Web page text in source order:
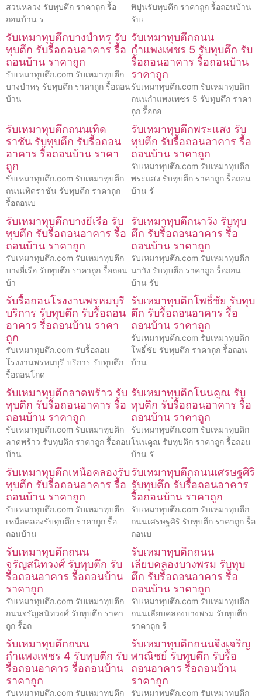
สวนหลวง รับทุบตึก ราคาถูก รื้อ
ถอนบ้าน ร
พิปูนรับทุบตึก ราคาถูก รื้อถอนบ้าน
รับเ
รับเหมาทุบตึกบางบำหรุ รับ
ทุบตึก รับรื้อถอนอาคาร รื้อ
ถอนบ้าน ราคาถูก
รับเหมาทุบตึก.com รับเหมาทุบตึก
บางบำหรุ รับทุบตึก ราคาถูก รื้อถอน
บ้าน
รับเหมาทุบตึกถนน
กำแพงเพชร 5 รับทุบตึก รับ
รื้อถอนอาคาร รื้อถอนบ้าน
ราคาถูก
รับเหมาทุบตึก.com รับเหมาทุบตึก
ถนนกำแพงเพชร 5 รับทุบตึก ราคา
ถูก รื้อถอ
รับเหมาทุบตึกถนนเทิด
ราชัน รับทุบตึก รับรื้อถอน
อาคาร รื้อถอนบ้าน ราคา
ถูก
รับเหมาทุบตึก.com รับเหมาทุบตึก
ถนนเทิดราชัน รับทุบตึก ราคาถูก
รื้อถอนบ
รับเหมาทุบตึกพระแสง รับ
ทุบตึก รับรื้อถอนอาคาร รื้อ
ถอนบ้าน ราคาถูก
รับเหมาทุบตึก.com รับเหมาทุบตึก
พระแสง รับทุบตึก ราคาถูก รื้อถอน
บ้าน รั
รับเหมาทุบตึกบางยี่เรือ รับ
ทุบตึก รับรื้อถอนอาคาร รื้อ
ถอนบ้าน ราคาถูก
รับเหมาทุบตึก.com รับเหมาทุบตึก
บางยี่เรือ รับทุบตึก ราคาถูก รื้อถอน
บ้า
รับเหมาทุบตึกนาวัง รับทุบ
ตึก รับรื้อถอนอาคาร รื้อ
ถอนบ้าน ราคาถูก
รับเหมาทุบตึก.com รับเหมาทุบตึก
นาวัง รับทุบตึก ราคาถูก รื้อถอน
บ้าน รับ
รับรื้อถอนโรงงานพรหมบุรี
บริการ รับทุบตึก รับรื้อถอน
อาคาร รื้อถอนบ้าน ราคา
ถูก
รับเหมาทุบตึก.com รับรื้อถอน
โรงงานพรหมบุรี บริการ รับทุบตึก
รื้อถอนโกด
รับเหมาทุบตึกโพธิ์ชัย รับทุบ
ตึก รับรื้อถอนอาคาร รื้อ
ถอนบ้าน ราคาถูก
รับเหมาทุบตึก.com รับเหมาทุบตึก
โพธิ์ชัย รับทุบตึก ราคาถูก รื้อถอน
บ้าน
รับเหมาทุบตึกลาดพร้าว รับ
ทุบตึก รับรื้อถอนอาคาร รื้อ
ถอนบ้าน ราคาถูก
รับเหมาทุบตึก.com รับเหมาทุบตึก
ลาดพร้าว รับทุบตึก ราคาถูก รื้อถอน
บ้าน
รับเหมาทุบตึกโนนคูณ รับ
ทุบตึก รับรื้อถอนอาคาร รื้อ
ถอนบ้าน ราคาถูก
รับเหมาทุบตึก.com รับเหมาทุบตึก
โนนคูณ รับทุบตึก ราคาถูก รื้อถอน
บ้าน รั
รับเหมาทุบตึกเหนือคลองรับ
ทุบตึก รับรื้อถอนอาคาร รื้อ
ถอนบ้าน ราคาถูก
รับเหมาทุบตึก.com รับเหมาทุบตึก
เหนือคลองรับทุบตึก ราคาถูก รื้อ
ถอนบ้าน
รับเหมาทุบตึกถนนเศรษฐศิริ
รับทุบตึก รับรื้อถอนอาคาร
รื้อถอนบ้าน ราคาถูก
รับเหมาทุบตึก.com รับเหมาทุบตึก
ถนนเศรษฐศิริ รับทุบตึก ราคาถูก รื้อ
ถอนบ
รับเหมาทุบตึกถนน
จรัญสนิทวงศ์ รับทุบตึก รับ
รื้อถอนอาคาร รื้อถอนบ้าน
ราคาถูก
รับเหมาทุบตึก.com รับเหมาทุบตึก
ถนนจรัญสนิทวงศ์ รับทุบตึก ราคา
ถูก รื้อถ
รับเหมาทุบตึกถนน
เลียบคลองบางพรม รับทุบ
ตึก รับรื้อถอนอาคาร รื้อ
ถอนบ้าน ราคาถูก
รับเหมาทุบตึก.com รับเหมาทุบตึก
ถนนเลียบคลองบางพรม รับทุบตึก
ราคาถูก รื
รับเหมาทุบตึกถนน
กำแพงเพชร 4 รับทุบตึก รับ
รื้อถอนอาคาร รื้อถอนบ้าน
ราคาถูก
รับเหมาทุบตึก.com รับเหมาทุบตึก
รับเหมาทุบตึกถนนจึงเจริญ
พาณิชย์ รับทุบตึก รับรื้อ
ถอนอาคาร รื้อถอนบ้าน
ราคาถูก
รับเหมาทุบตึก.com รับเหมาทุบตึก